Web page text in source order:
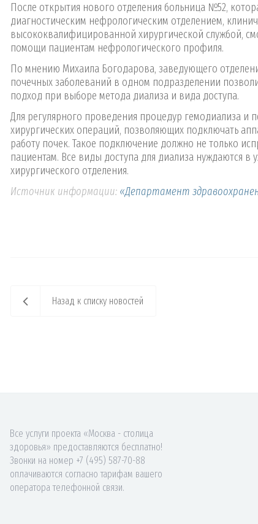
После открытия нового отделения больница №52,
диагностическим нефрологическим отделением,
высококвалифицированной хирургической службой,
помощи пациентам нефрологического профиля.
По мнению Михаила Богодарова, заведующего
почечных заболеваний в одном подразделении
подход при выборе метода диализа и вида доступа.
Для регулярного проведения процедур гемодиализа
хирургических операций, позволяющих подключать
работу почек. Такое подключение должно не только
пациентам. Все виды доступа для диализа нуждаются в
хирургического отделения.
Источник информации: «Департамент
Назад к списку новостей
Все услуги проекта «Москва - столица
здоровья» предоставляются бесплатно!
Звонки на номер +7 (495) 587-70-88
оплачиваются согласно тарифам вашего
оператора телефонной связи.